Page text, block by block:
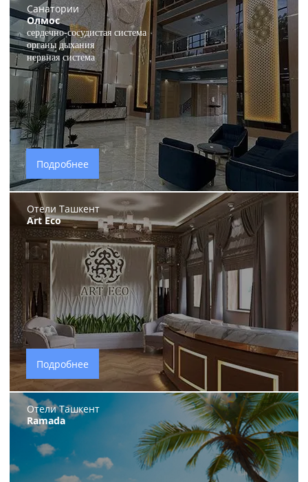
Санатории
Олмос
сердечно-сосудистая система
органы дыхания
нервная система
Подробнее
Отели Ташкент
Art Eco
Подробнее
Отели Ташкент
Ramada